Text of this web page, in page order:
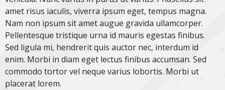
amet risus iaculis, viverra ipsum eget, tempus magna.
Nam non ipsum sit amet augue gravida ullamcorper.
Pellentesque tristique urna id mauris egestas finibus.
Sed ligula mi, hendrerit quis auctor nec, interdum id
enim. Morbi in diam eget lectus finibus accumsan. Sed
commodo tortor vel neque varius lobortis. Morbi ut
placerat lorem.